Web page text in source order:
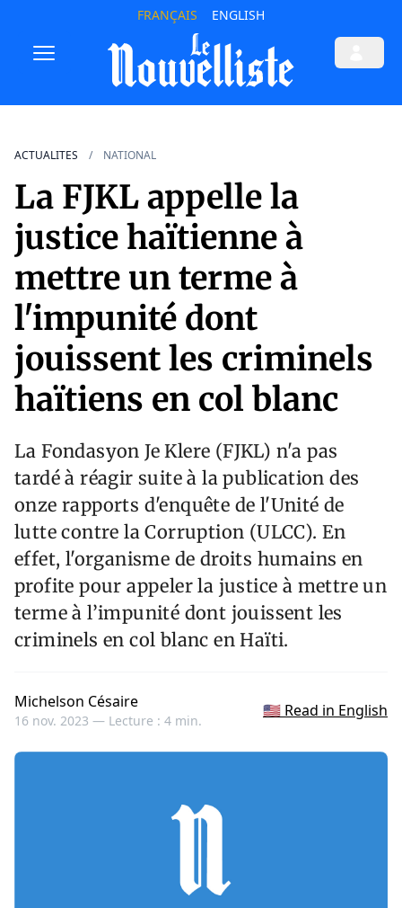
FRANÇAIS ENGLISH
ACTUALITES NATIONAL
La FJKL appelle la
justice haïtienne à
mettre un terme à
l'impunité dont
jouissent les criminels
haïtiens en col blanc
La Fondasyon Je Klere (FJKL) n'a pas
tardé à réagir suite à la publication des
onze rapports d'enquête de l'Unité de
lutte contre la Corruption (ULCC). En
effet, l'organisme de droits humains en
profite pour appeler la justice à mettre un
terme à l’impunité dont jouissent les
criminels en col blanc en Haïti.
Michelson Césaire
16 nov. 2023 — Lecture : 4 min.
🇺🇸 Read in English